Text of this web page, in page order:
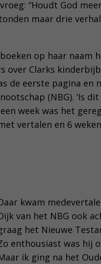
“Houdt God
maar drie
op haar naam
over Clarks
de eerste pagina en
(NBG). ‘Is
week was het
vertalen en 6
kwam
van het NBG ook
het Nieuwe
enthousiast was hij
ik ging na het